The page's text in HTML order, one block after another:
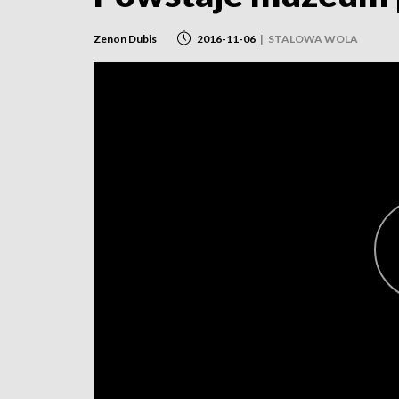
Zenon Dubis 2016-11-06 | STALOWA WOLA